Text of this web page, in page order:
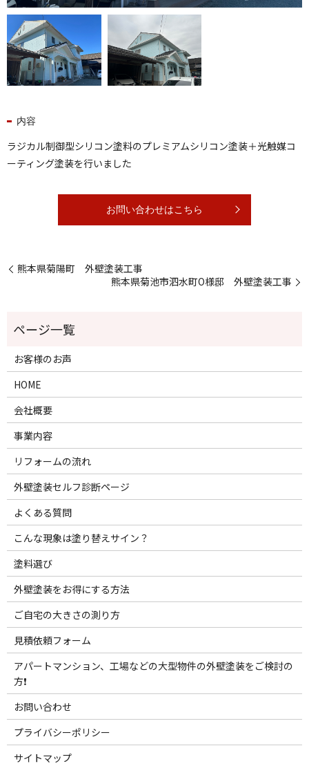
内容
ラジカル制御型シリコン塗料のプレミアムシリコン塗装＋光触媒コ
ーティング塗装を行いました
お問い合わせはこちら
熊本県菊陽町 外壁塗装工事
熊本県菊池市泗水町O様邸 外壁塗装工事
お客様のお声
HOME
会社概要
事業内容
リフォームの流れ
外壁塗装セルフ診断ページ
よくある質問
こんな現象は塗り替えサイン？
塗料選び
外壁塗装をお得にする方法
ご自宅の大きさの測り方
見積依頼フォーム
アパートマンション、工場などの大型物件の外壁塗装をご検討の
方❗️
お問い合わせ
プライバシーポリシー
サイトマップ